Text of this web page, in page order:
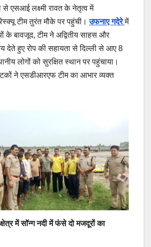
से एसआई लक्ष्मी रावत के नेतृत्व में
टीम तुरंत मौके पर पहुंची।उफनाए गदेरेमें
के बावजूद, टीम ने अद्वितीय साहस और
देते हुए रोप की सहायता से दिल्ली से आए 8
लोगों को सुरक्षित स्थान पर पहुंचाया।
ने एसडीआरएफ टीम का आभार व्यक्त
में सॉन्ग नदी में फंसे दो मजदूरों का